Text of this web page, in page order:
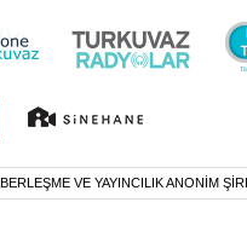
VE YAYINCILIK ANONİM